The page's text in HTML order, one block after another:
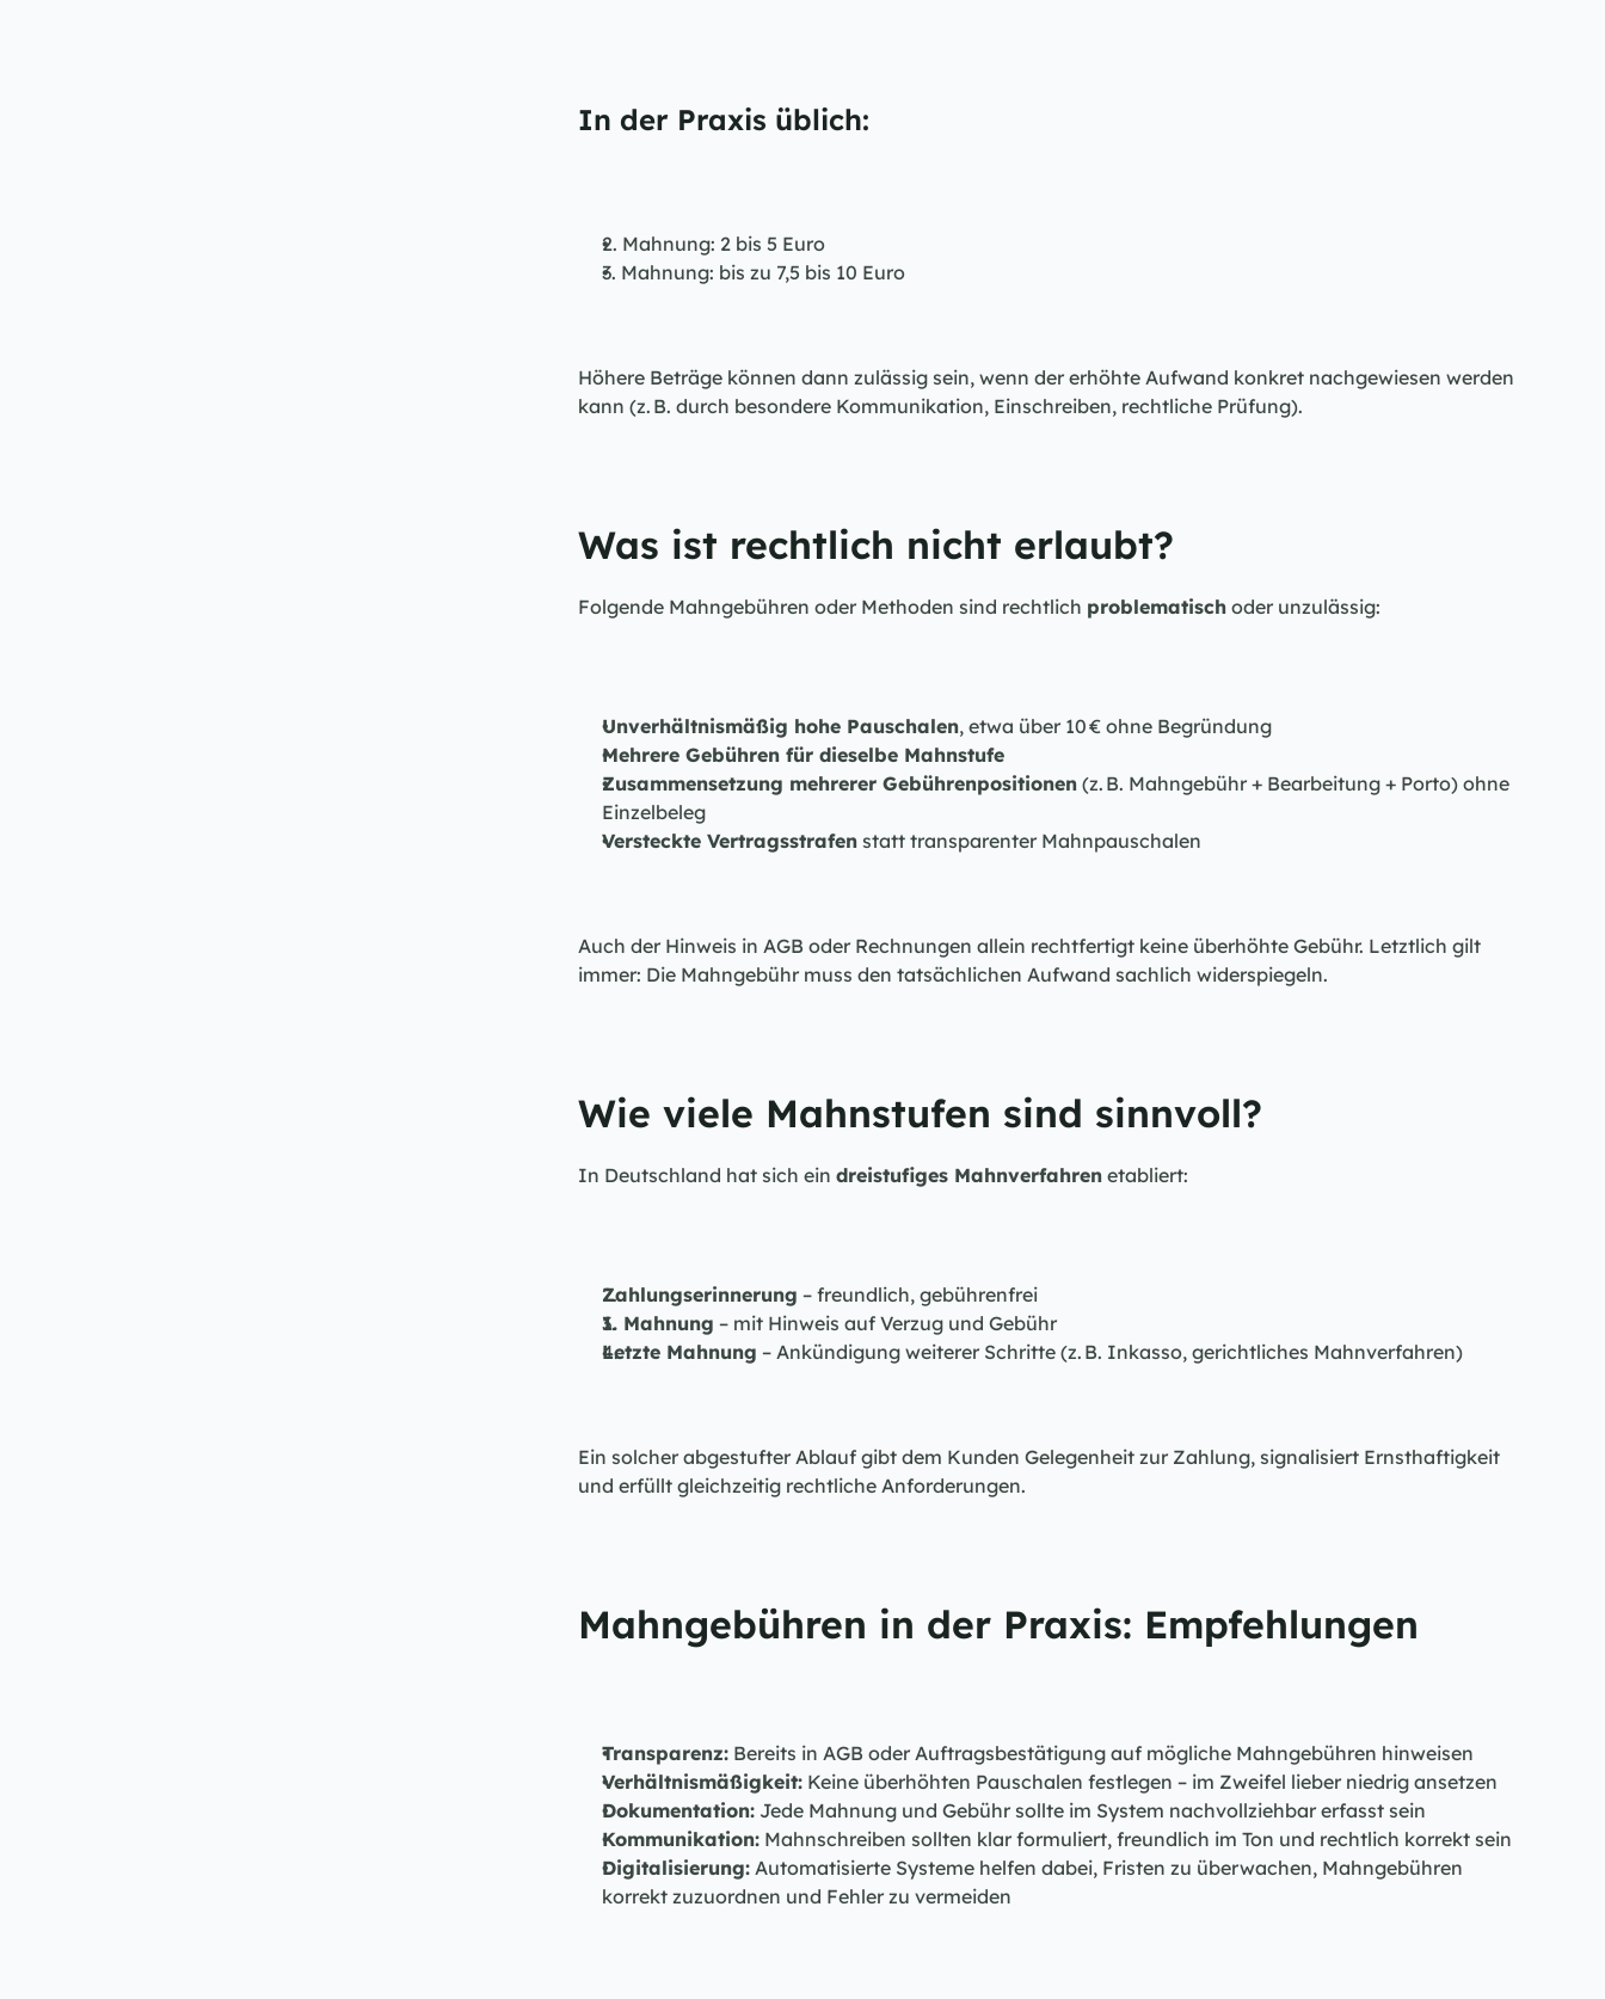
In der Praxis üblich:
2. Mahnung: 2 bis 5 Euro
3. Mahnung: bis zu 7,5 bis 10 Euro
Höhere Beträge können dann zulässig sein, wenn der erhöhte Aufwand konkret nachgewiesen werden
kann (z. B. durch besondere Kommunikation, Einschreiben, rechtliche Prüfung).
Was ist rechtlich nicht erlaubt?
Folgende Mahngebühren oder Methoden sind rechtlich problematisch oder unzulässig:
Unverhältnismäßig hohe Pauschalen, etwa über 10 € ohne Begründung
Mehrere Gebühren für dieselbe Mahnstufe
Zusammensetzung mehrerer Gebührenpositionen (z. B. Mahngebühr + Bearbeitung + Porto) ohne
Einzelbeleg
Versteckte Vertragsstrafen statt transparenter Mahnpauschalen
Auch der Hinweis in AGB oder Rechnungen allein rechtfertigt keine überhöhte Gebühr. Letztlich gilt
immer: Die Mahngebühr muss den tatsächlichen Aufwand sachlich widerspiegeln.
Wie viele Mahnstufen sind sinnvoll?
In Deutschland hat sich ein dreistufiges Mahnverfahren etabliert:
Zahlungserinnerung – freundlich, gebührenfrei
1. Mahnung – mit Hinweis auf Verzug und Gebühr
Letzte Mahnung – Ankündigung weiterer Schritte (z. B. Inkasso, gerichtliches Mahnverfahren)
Ein solcher abgestufter Ablauf gibt dem Kunden Gelegenheit zur Zahlung, signalisiert Ernsthaftigkeit
und erfüllt gleichzeitig rechtliche Anforderungen.
Mahngebühren in der Praxis: Empfehlungen
Transparenz: Bereits in AGB oder Auftragsbestätigung auf mögliche Mahngebühren hinweisen
Verhältnismäßigkeit: Keine überhöhten Pauschalen festlegen – im Zweifel lieber niedrig ansetzen
Dokumentation: Jede Mahnung und Gebühr sollte im System nachvollziehbar erfasst sein
Kommunikation: Mahnschreiben sollten klar formuliert, freundlich im Ton und rechtlich korrekt sein
Digitalisierung: Automatisierte Systeme helfen dabei, Fristen zu überwachen, Mahngebühren
korrekt zuzuordnen und Fehler zu vermeiden